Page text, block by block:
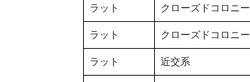
ラット クローズドコロニー
ラット クローズドコロニー
ラット 近交系